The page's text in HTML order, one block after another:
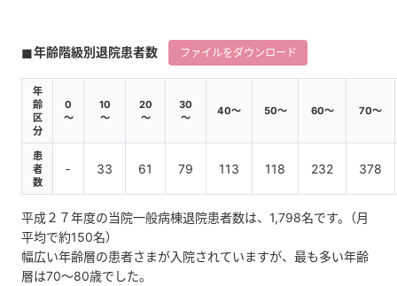
年齢階級別退院患者数 ファイルをダウンロード
年
齢
区
分
0
～
10
～
20
～
30
～
40～ 50～ 60～ 70～
患
者
数
‐ 33 61 79 113 118 232 378
平成２７年度の当院一般病棟退院患者数は、1,798名です。（月
平均で約150名）
幅広い年齢層の患者さまが入院されていますが、最も多い年齢
層は70～80歳でした。